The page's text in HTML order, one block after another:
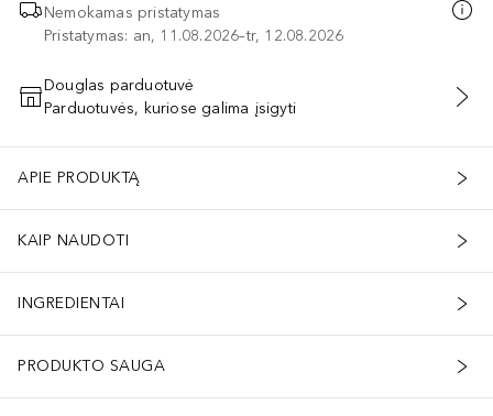
Nemokamas pristatymas
Pristatymas: an, 11.08.2026–tr, 12.08.2026
PRIDĖTI Į KREPŠELĮ
Douglas parduotuvė
Parduotuvės, kuriose galima įsigyti
APIE PRODUKTĄ
KAIP NAUDOTI
INGREDIENTAI
PRODUKTO SAUGA